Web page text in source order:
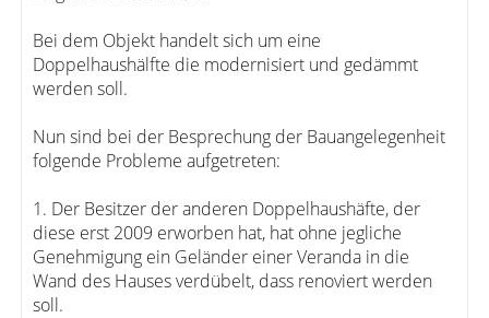
Bei dem Objekt handelt sich um eine
Doppelhaushälfte die modernisiert und gedämmt
werden soll.
Nun sind bei der Besprechung der Bauangelegenheit
folgende Probleme aufgetreten:
1. Der Besitzer der anderen Doppelhaushäfte, der
diese erst 2009 erworben hat, hat ohne jegliche
Genehmigung ein Geländer einer Veranda in die
Wand des Hauses verdübelt, dass renoviert werden
soll.